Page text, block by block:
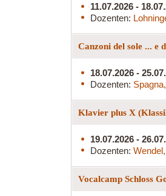
11.07.2026 -
Dozenten:
Canzoni del sole ... e
18.07.2026 -
Dozenten:
Klavier plus X
19.07.2026 -
Dozenten:
Vocalcamp Schloss